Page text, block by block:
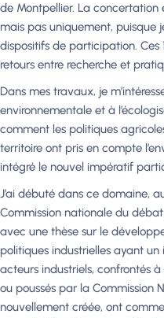
de Montpellier. La concertation
mais pas uniquement, puisque
dispositifs de participation. Ces
retours entre recherche et
Dans mes travaux, je
environnementale et à
comment les politiques
territoire ont pris en compte
intégré le nouvel impératif
J’ai débuté dans ce domaine,
Commission nationale du
avec une thèse sur le
politiques industrielles ayant
acteurs industriels, confrontés
ou poussés par la Commission
nouvellement créée, ont